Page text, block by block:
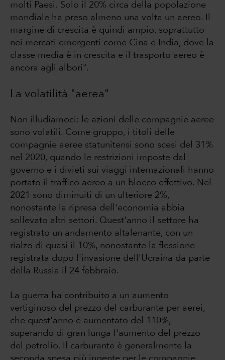
molti Paesi. Solo il 20% circa della popolazione
mondiale ha preso almeno una volta un aereo. Il
margine di crescita è quindi ampio, soprattutto
nei mercati emergenti come Cina e India, dove la
classe media è in crescita e il trasporto aereo è
ancora agli albori".
La volatilità "aerea"
Non illudiamoci: le azioni delle compagnie aeree
sono volatili. Come gruppo, i titoli delle
compagnie aeree statunitensi sono scesi del 31%
nel 2020, quando le restrizioni imposte dal
governo e i divieti sui viaggi internazionali hanno
portato il traffico aereo a un blocco effettivo. Nel
2021 sono diminuiti di un ulteriore 2%,
nonostante la ripresa dell'economia abbia
sollevato altri settori. Quest'anno il settore ha
registrato un andamento altalenante, con un
rialzo di quasi il 10%, nonostante la flessione
registrata dopo l'invasione dell'Ucraina da parte
della Russia il 24 febbraio.
La guerra ha contribuito a un aumento
vertiginoso del prezzo del carburante per aerei,
che quest'anno è aumentato del 110%,
superando di gran lunga l'aumento del prezzo
del petrolio. Il carburante è generalmente la